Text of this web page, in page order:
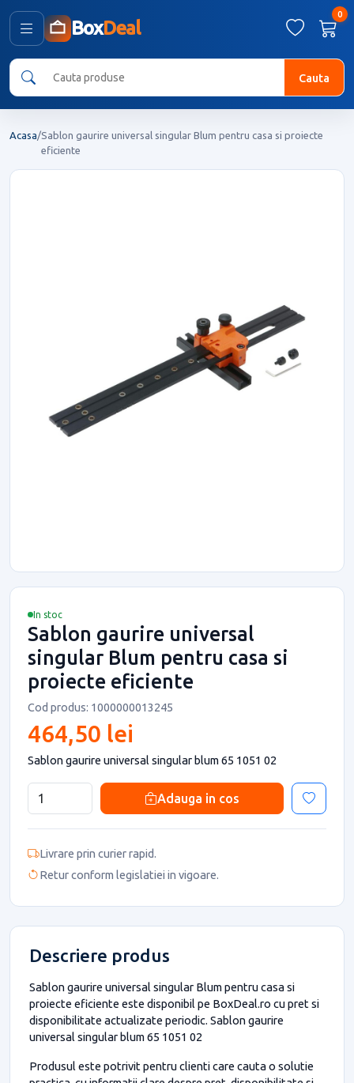
BoxDeal
0
Cauta
Acasa/Sablon gaurire universal singular Blum pentru casa si proiecte
eficiente
In stoc
Sablon gaurire universal
singular Blum pentru casa si
proiecte eficiente
Cod produs: 1000000013245
464,50 lei
Sablon gaurire universal singular blum 65 1051 02
Adauga in cos
Livrare prin curier rapid.
Retur conform legislatiei in vigoare.
Descriere produs
Sablon gaurire universal singular Blum pentru casa si
proiecte eficiente este disponibil pe BoxDeal.ro cu pret si
disponibilitate actualizate periodic. Sablon gaurire
universal singular blum 65 1051 02
Produsul este potrivit pentru clienti care cauta o solutie